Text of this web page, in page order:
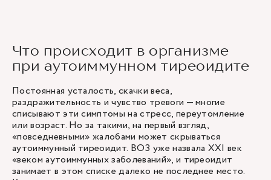
Что происходит в организме
при аутоиммунном тиреоидите
Постоянная усталость, скачки веса,
раздражительность и чувство тревоги — многие
списывают эти симптомы на стресс, переутомление
или возраст. Но за такими, на первый взгляд,
«повседневными» жалобами может скрываться
аутоиммунный тиреоидит. ВОЗ уже назвала XXI век
«веком аутоиммунных заболеваний», и тиреоидит
занимает в этом списке далеко не последнее место.